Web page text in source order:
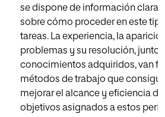
se dispone de información clara
sobre cómo proceder en este
tareas. La experiencia, la
problemas y su resolución, junto
conocimientos adquiridos, van
métodos de trabajo que
mejorar el alcance y eficiencia
objetivos asignados a estos